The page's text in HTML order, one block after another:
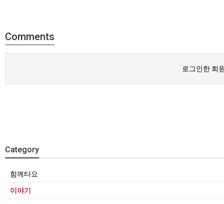
Comments
로그인한 회
Category
함께타요
이야기